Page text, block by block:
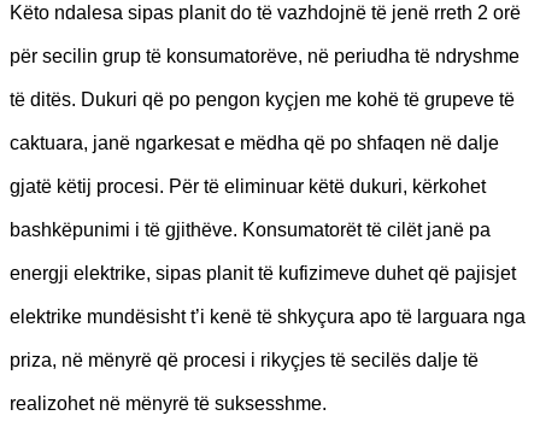
Këto ndalesa sipas planit do të vazhdojnë të jenë rreth 2 orë
për secilin grup të konsumatorëve, në periudha të ndryshme
të ditës. Dukuri që po pengon kyçjen me kohë të grupeve të
caktuara, janë ngarkesat e mëdha që po shfaqen në dalje
gjatë këtij procesi. Për të eliminuar këtë dukuri, kërkohet
bashkëpunimi i të gjithëve. Konsumatorët të cilët janë pa
energji elektrike, sipas planit të kufizimeve duhet që pajisjet
elektrike mundësisht t’i kenë të shkyçura apo të larguara nga
priza, në mënyrë që procesi i rikyçjes të secilës dalje të
realizohet në mënyrë të suksesshme.